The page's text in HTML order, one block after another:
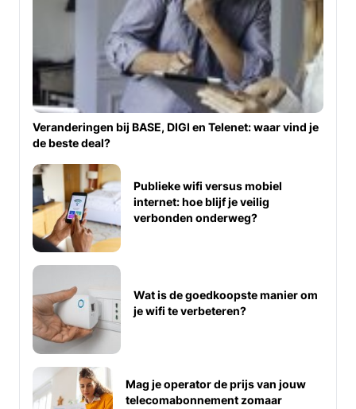
Veranderingen bij BASE, DIGI en Telenet: waar vind je
de beste deal?
Publieke wifi versus mobiel
internet: hoe blijf je veilig
verbonden onderweg?
Wat is de goedkoopste manier om
je wifi te verbeteren?
Mag je operator de prijs van jouw
telecomabonnement zomaar